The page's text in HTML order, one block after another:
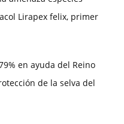
Lirapex felix, primer
en ayuda del Reino
de la selva del